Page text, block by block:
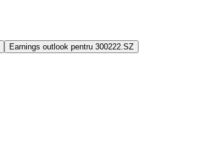
Earnings outlook pentru 300222.SZ